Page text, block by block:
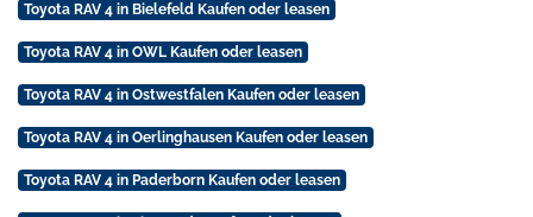
Toyota RAV 4 in Bielefeld Kaufen oder leasen
Toyota RAV 4 in OWL Kaufen oder leasen
Toyota RAV 4 in Ostwestfalen Kaufen oder leasen
Toyota RAV 4 in Oerlinghausen Kaufen oder leasen
Toyota RAV 4 in Paderborn Kaufen oder leasen